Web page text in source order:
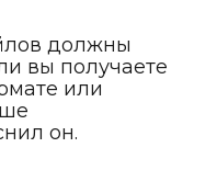
должны
вы получаете
или
он.